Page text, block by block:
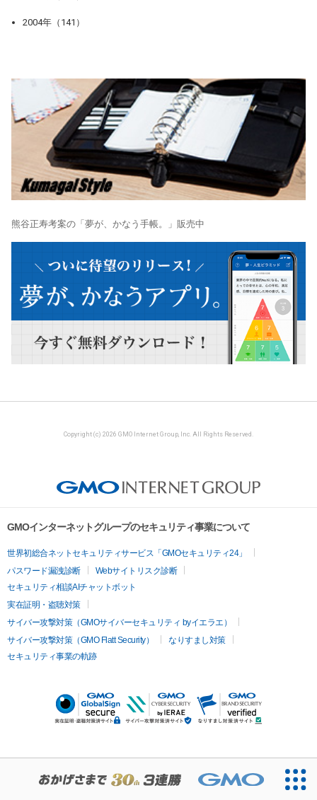
2004年（141）
熊谷正寿考案の「夢が、かなう手帳。」販売中
Copyright (c) 2026 GMO Internet Group, Inc. All Rights Reserved.
GMOインターネットグループのセキュリティ事業について
世界初総合ネットセキュリティサービス「GMOセキュリティ24」
パスワード漏洩診断
Webサイトリスク診断
セキュリティ相談AIチャットボット
実在証明・盗聴対策
サイバー攻撃対策（GMOサイバーセキュリティ byイエラエ）
サイバー攻撃対策（GMO Flatt Security）
なりすまし対策
セキュリティ事業の軌跡